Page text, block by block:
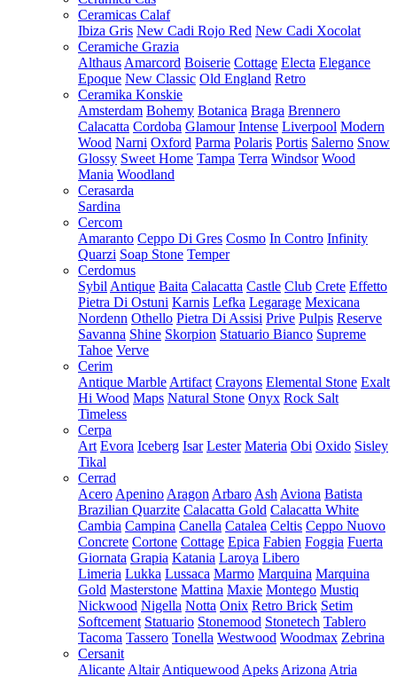
Ceramicas Calaf
Ibiza Gris New Cadi Rojo Red New Cadi Xocolat
Ceramiche Grazia
Althaus Amarcord Boiserie Cottage Electa Elegance
Epoque New Classic Old England Retro
Ceramika Konskie
Amsterdam Bohemy Botanica Braga Brennero
Calacatta Cordoba Glamour Intense Liverpool Modern
Wood Narni Oxford Parma Polaris Portis Salerno Snow
Glossy Sweet Home Tampa Terra Windsor Wood
Mania Woodland
Cerasarda
Sardina
Cercom
Amaranto Ceppo Di Gres Cosmo In Contro Infinity
Quarzi Soap Stone Temper
Cerdomus
Sybil Antique Baita Calacatta Castle Club Crete Effetto
Pietra Di Ostuni Karnis Lefka Legarage Mexicana
Nordenn Othello Pietra Di Assisi Prive Pulpis Reserve
Savanna Shine Skorpion Statuario Bianco Supreme
Tahoe Verve
Cerim
Antique Marble Artifact Crayons Elemental Stone Exalt
Hi Wood Maps Natural Stone Onyx Rock Salt
Timeless
Cerpa
Art Evora Iceberg Isar Lester Materia Obi Oxido Sisley
Tikal
Cerrad
Acero Apenino Aragon Arbaro Ash Aviona Batista
Brazilian Quarzite Calacatta Gold Calacatta White
Cambia Campina Canella Catalea Celtis Ceppo Nuovo
Concrete Cortone Cottage Epica Fabien Foggia Fuerta
Giornata Grapia Katania Laroya Libero
Limeria Lukka Lussaca Marmo Marquina Marquina
Gold Masterstone Mattina Maxie Montego Mustiq
Nickwood Nigella Notta Onix Retro Brick Setim
Softcement Statuario Stonemood Stonetech Tablero
Tacoma Tassero Tonella Westwood Woodmax Zebrina
Cersanit
Alicante Altair Antiquewood Apeks Arizona Atria